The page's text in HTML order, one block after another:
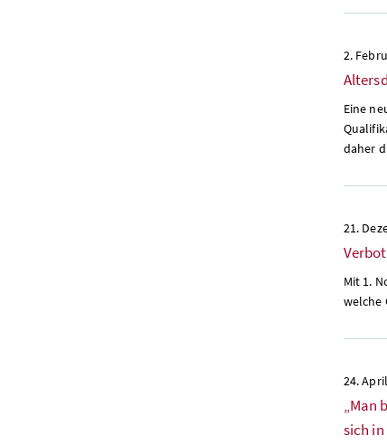
2.
Eine
daher
21.
Mit 1.
welche
24.
„Man
sich